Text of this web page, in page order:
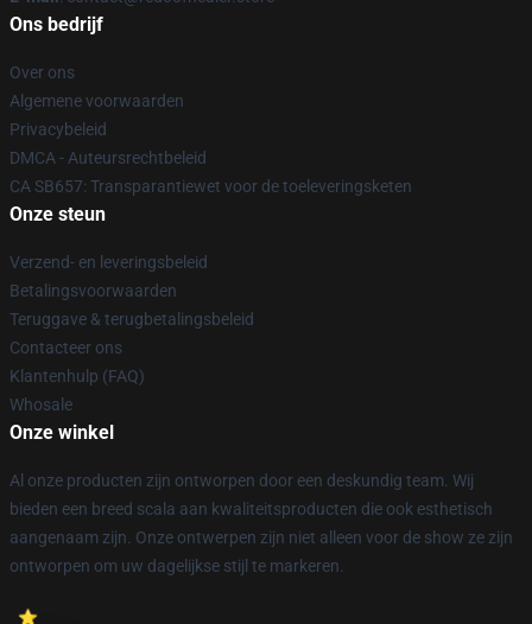
Ons bedrijf
Over ons
Algemene voorwaarden
Privacybeleid
DMCA - Auteursrechtbeleid
CA SB657: Transparantiewet voor de toeleveringsketen
Onze steun
Verzend- en leveringsbeleid
Betalingsvoorwaarden
Teruggave & terugbetalingsbeleid
Contacteer ons
Klantenhulp (FAQ)
Whosale
Onze winkel
Al onze producten zijn ontworpen door een deskundig team. Wij
bieden een breed scala aan kwaliteitsproducten die ook esthetisch
aangenaam zijn. Onze ontwerpen zijn niet alleen voor de show ze zijn
ontworpen om uw dagelijkse stijl te markeren.